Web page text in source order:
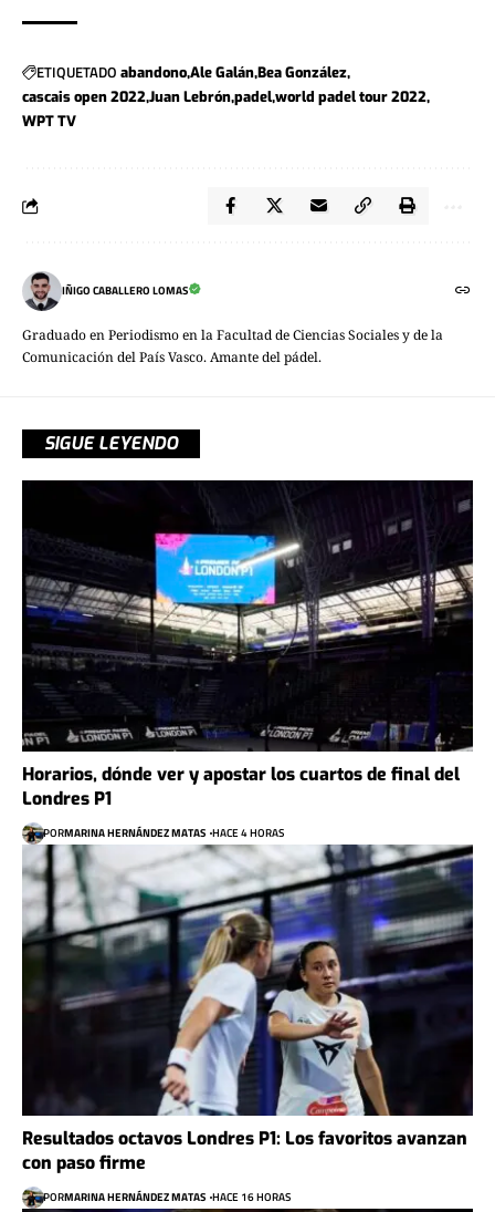
ETIQUETADO abandonoAle GalánBea González
cascais open 2022Juan Lebrónpadelworld padel tour 2022
WPT TV
IÑIGO CABALLERO LOMAS
Graduado en Periodismo en la Facultad de Ciencias Sociales y de la
Comunicación del País Vasco. Amante del pádel.
SIGUE LEYENDO
Horarios, dónde ver y apostar los cuartos de final del
Londres P1
PORMARINA HERNÁNDEZ MATAS HACE 4 HORAS
Resultados octavos Londres P1: Los favoritos avanzan
con paso firme
PORMARINA HERNÁNDEZ MATAS HACE 16 HORAS